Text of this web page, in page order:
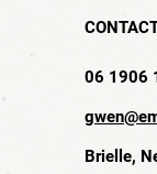
06 1906
Brielle,